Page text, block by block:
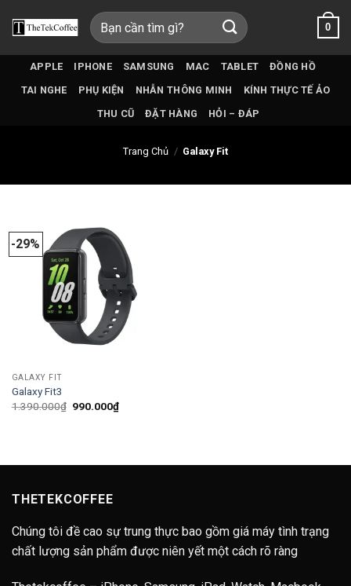
qua
Tìm
kiếm:
0
APPLE IPHONE SAMSUNG MAC TABLET
ĐỒNG HỒ
TAI NGHE
PHỤ KIỆN NHẪN THÔNG MINH
KÍNH THỰC TẾ ẢO
THU CŨ
ĐẶT HÀNG HỎI – ĐÁP
Trang Chủ / Galaxy Fit
-29%
GALAXY FIT
Galaxy Fit3
1.390.000₫ Giá
990.000₫Giá
hiện
THETEKCOFFEE
Chúng tôi đề cao sự trung thực bao gồm giá máy tình trạng
chất lượng sản phẩm được niên yết một cách rõ ràng